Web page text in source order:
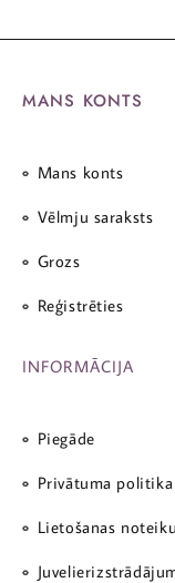
MANS KONTS
Mans konts
Vēlmju saraksts
Grozs
Reģistrēties
INFORMĀCIJA
Piegāde
Privātuma politika
Lietošanas